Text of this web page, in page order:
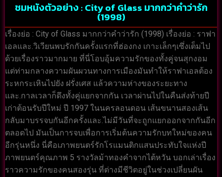
ชมหนังตัวอย่าง : City of Glass มากกว่าคำว่ารัก
(1998)
เรื่องย่อ : City of Glass มากกว่าคำว่ารัก (1998) เรื่องย่อ : ราฟา
เอลและ.วิเวียนพบรักกันครั้งแรกที่ฮ่องกง เกาะเล็กๆเซึ่งเต็มไป
ด้วยเรื่องราวมากมาย ที่นี่โอบอุ้มความรักของทั้งคู่จนสุกงอม
แต่ท่ามกลางความผันผวนทางการเมืองมันทำให้ราฟาเอลต้อง
ระหกระเหินไปยัง ฝรั่งเศส แล้วความห่างของระยะทาง
และ.กาลเวลาก็ดึงทั้งคู่แยกจากกัน เวลาผ่านไปในคืนส่งท้ายปี
เก่าต้อนรับปีใหม่ ปี 1997 ในนครลอนดอน เส้นขนานสองเส้น
กลับมาบรรจบกันอีกครั้งและ.ไม่มีวันที่จะถูกแยกออกจากกันอีก
ตลอดไป มันเป็นการจบเพื่อการเริ่มต้นความรักบทใหม่ของคน
อีกรุ่นหนึ่ง นี่คือเภาพยนตร์รักโรแมนติกแสนประทับใจแห่งปี
ภาพยนตร์คุณภาพ 5 รางวัลม้าทองคำจากไต้หวัน บอกเล่าเรื่อง
ราวความรักของคนสองรุ่น ที่ต่างมีชีวิตอยู่ในช่วงเปลี่ยนผัน